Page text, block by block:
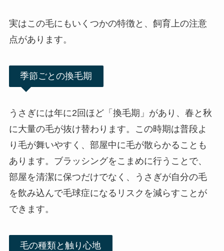
実はこの毛にもいくつかの特徴と、飼育上の注意
点があります。
季節ごとの換毛期
うさぎには年に2回ほど「換毛期」があり、春と秋
に大量の毛が抜け替わります。この時期は普段よ
り毛が舞いやすく、部屋中に毛が散らかることも
あります。ブラッシングをこまめに行うことで、
部屋を清潔に保つだけでなく、うさぎが自分の毛
を飲み込んで毛球症になるリスクを減らすことが
できます。
毛の種類と触り心地